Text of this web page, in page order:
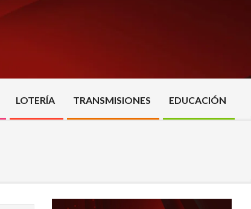
LOTERÍA TRANSMISIONES EDUCACIÓN